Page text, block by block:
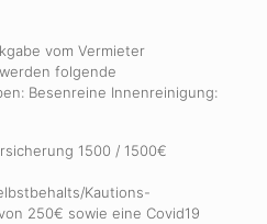
vom Vermieter
folgende
Besenreine Innenreinigung:
1500 / 1500€
Kautions-
250€ sowie eine Covid19